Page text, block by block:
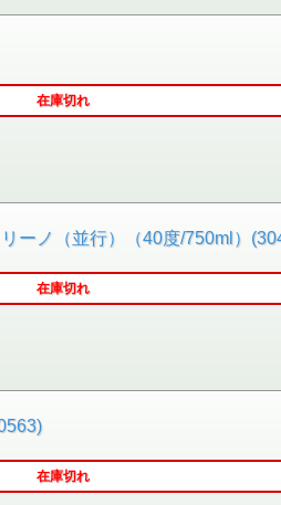
在庫切れ
ーノ（並行）（40度/750ml）
在庫切れ
在庫切れ